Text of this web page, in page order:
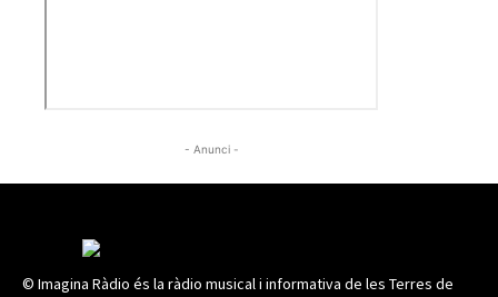
- Anunci -
© Imagina Ràdio és la ràdio musical i informativa de les Terres de